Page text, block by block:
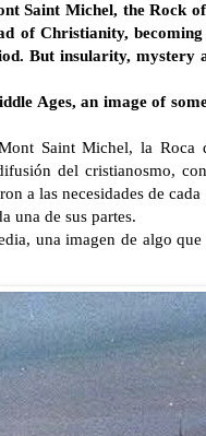
Saint Michel, the Rock
of Christianity,
But insularity, mystery
Ages, an image of
Saint Michel, la Roca
del cristianosmo,
a las necesidades de
una de sus partes.
una imagen de algo